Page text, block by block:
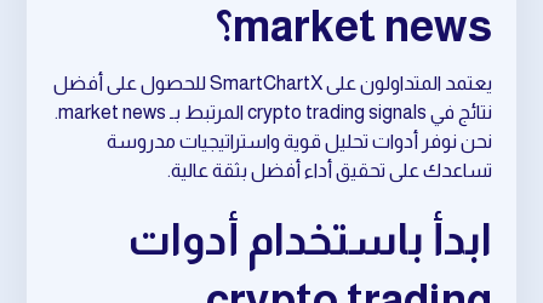
market news؟
يعتمد المتداولون على SmartChartX للحصول على أفضل
نتائج في crypto trading signals المرتبط بـ market news.
نحن نوفر أدوات تحليل قوية واستراتيجيات مدروسة
تساعدك على تحقيق أداء أفضل بثقة عالية.
ابدأ باستخدام أدوات